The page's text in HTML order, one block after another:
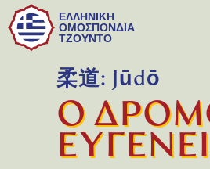
ΕΛΛΗΝΙΚΗ
ΟΜΟΣΠΟΝΔΙΑ
ΤΖΟΥΝΤΟ
柔道: Jūdō
Ο